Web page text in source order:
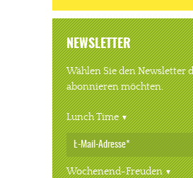
NEWSLETTER
Wählen Sie den Newsletter
abonnieren möchten.
Lunch Time
Wochenend-Freuden